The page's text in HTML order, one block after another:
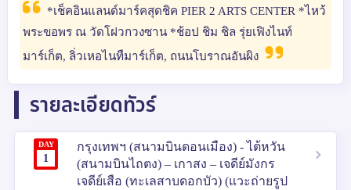
*เช็คอินแลนด์มาร์คสุดชิค PIER 2 ARTS CENTER *ไหว้
พระขอพร ณ วัดโฝวกวงซาน *ช้อป ชิม ชิล รุ่ยเฟิงไนท์
มาร์เก็ต, ลิ่วเหอไนทืมาร์เก็ต, ถนนโบราณอันผิง
รายละเอียดทัวร์
DAY
1
กรุงเทพฯ (สนามบินดอนเมือง) - ไต้หวัน
(สนามบินไถตง) – เกาสง – เจดีย์มังกร
เจดีย์เสือ (ทะเลสาบดอกบัว) (แวะถ่ายรูป